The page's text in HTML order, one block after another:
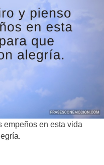
empeños en esta vida